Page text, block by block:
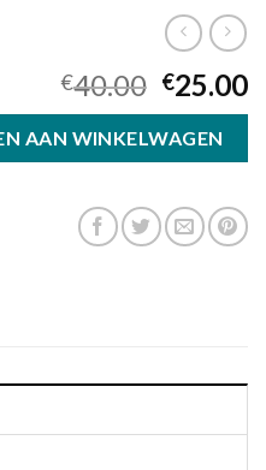
€40.00 €25.00
AAN WINKELWAGEN